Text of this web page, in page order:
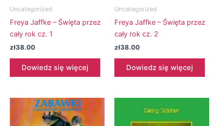
Uncategorized
Freya Jaffke – Święta przez
cały rok cz. 1
zł38.00
Dowiedz się więcej
Uncategorized
Freya Jaffke – Święta przez
cały rok cz. 2
zł38.00
Dowiedz się więcej